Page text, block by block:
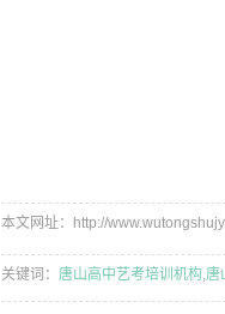
本文网址：http://
关键词： 唐山高中艺考培训机构,唐